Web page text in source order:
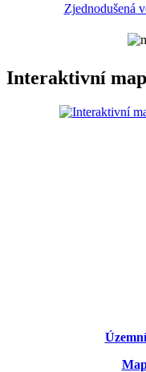
Zjednodušená
Interaktivní